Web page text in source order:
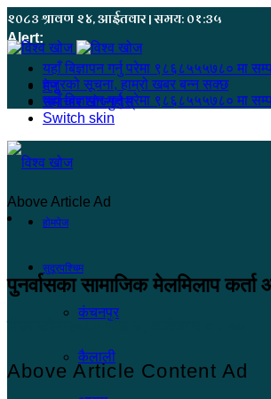
२०८३ श्रावण २४, आईतवार | समय: ०१:३५
Alert:
यहाँ बिज्ञापन गर्नु परेमा ९८६८५५५७८० मा
हजुरको सूचना, हाम्रो खबर बन्न सक्छ
यहाँ बिज्ञापन गर्नु परेमा ९८६८५५५७८० मा
मेनू
समाचार खोज्नुहोस्
Switch skin
होमपेज
सुदूरपश्चिम
कंचनपुर
कैलाली
Above Article Ad
पुनर्वासका सामाजिक मेलमिलाप कर्ता
२०८० जेष्ठ ७, आईतवार ०९:५०
Above Article Content Ad